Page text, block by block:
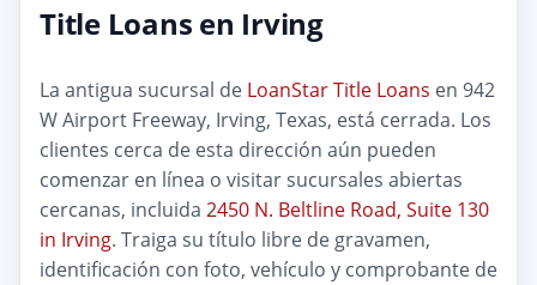
Title Loans en Irving
La antigua sucursal de LoanStar Title Loans en 942
W Airport Freeway, Irving, Texas, está cerrada. Los
clientes cerca de esta dirección aún pueden
comenzar en línea o visitar sucursales abiertas
cercanas, incluida 2450 N. Beltline Road, Suite 130
in Irving. Traiga su título libre de gravamen,
identificación con foto, vehículo y comprobante de